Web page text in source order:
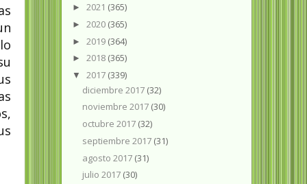
► 2021 (365)
► 2020 (365)
► 2019 (364)
► 2018 (365)
▼ 2017 (339)
diciembre 2017 (32)
noviembre 2017 (30)
octubre 2017 (32)
septiembre 2017 (31)
agosto 2017 (31)
julio 2017 (30)